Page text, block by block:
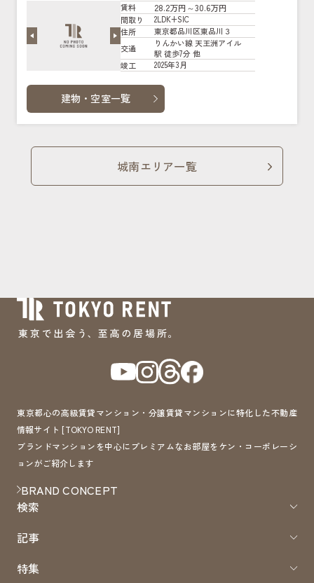
賃料 28.2万円～30.6万円
間取り
2LDK+SIC
住所
東京都品川区東品川３
交通
りんかい線 天王洲アイル
駅 徒歩7分 他
竣工
2025年3月
建物・空室一覧
城南エリア一覧
東京都心の高級賃貸マンション・分譲賃貸マンションに特化した不動産
情報サイト [TOKYO RENT]
ブランドマンションを中心にプレミアムなお部屋をケン・コーポレーシ
ョンがご紹介します
BRAND CONCEPT
検索
記事
特集